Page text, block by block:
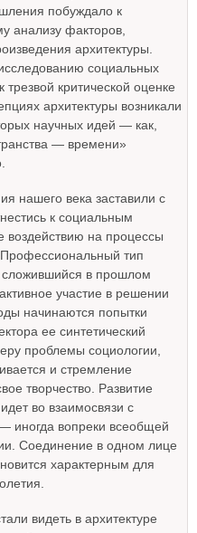
побуждало к
анализу факторов,
архитектуры.
социальных
трезвой критической оценке
архитектуры возникали
научных идей — как,
— времени»
нашего века заставили с
к социальным
воздействию на процессы
тип
сложившийся в прошлом
участие в решении
начинаются попытки
ее синтетический
проблемы социологии,
и стремление
творчество. Развитие
во взаимосвязи с
иногда вопреки всеобщей
Соединение в одном лице
характерным для
видеть в архитектуре